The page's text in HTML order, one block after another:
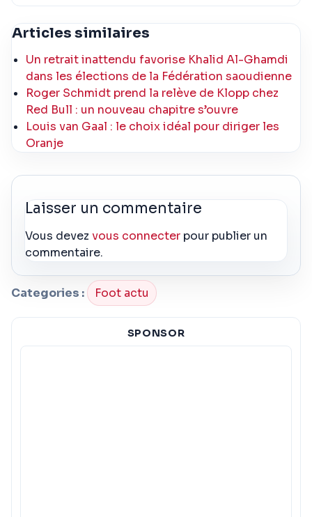
Articles similaires
Un retrait inattendu favorise Khalid Al-Ghamdi
dans les élections de la Fédération saoudienne
Roger Schmidt prend la relève de Klopp chez
Red Bull : un nouveau chapitre s’ouvre
Louis van Gaal : le choix idéal pour diriger les
Oranje
Laisser un commentaire
Vous devezvous connecter pour publier un
commentaire.
Categories : Foot actu
SPONSOR